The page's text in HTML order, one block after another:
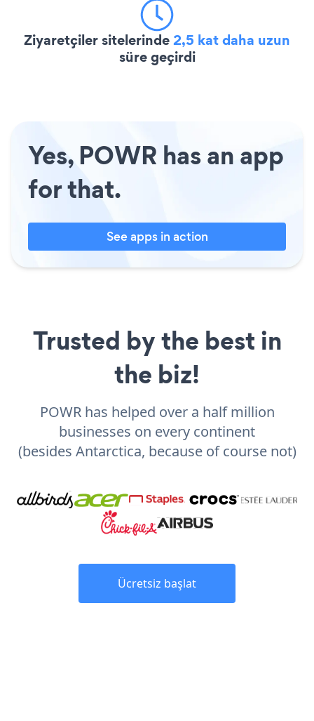
Ziyaretçiler sitelerinde2,5 kat daha uzun
süre geçirdi
Yes, POWR has an app
for that.
See apps in action
Trusted by the best in
the biz!
POWR has helped over a half million
businesses on every continent
(besides Antarctica, because of course not)
Ücretsiz başlat